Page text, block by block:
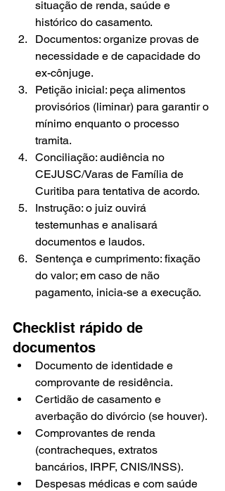
situação de renda, saúde e
histórico do casamento.
Documentos: organize provas de
necessidade e de capacidade do
ex-cônjuge.
Petição inicial: peça alimentos
provisórios (liminar) para garantir o
mínimo enquanto o processo
tramita.
Conciliação: audiência no
CEJUSC/Varas de Família de
Curitiba para tentativa de acordo.
Instrução: o juiz ouvirá
testemunhas e analisará
documentos e laudos.
Sentença e cumprimento: fixação
do valor; em caso de não
pagamento, inicia-se a execução.
Checklist rápido de
documentos
Documento de identidade e
comprovante de residência.
Certidão de casamento e
averbação do divórcio (se houver).
Comprovantes de renda
(contracheques, extratos
bancários, IRPF, CNIS/INSS).
Despesas médicas e com saúde